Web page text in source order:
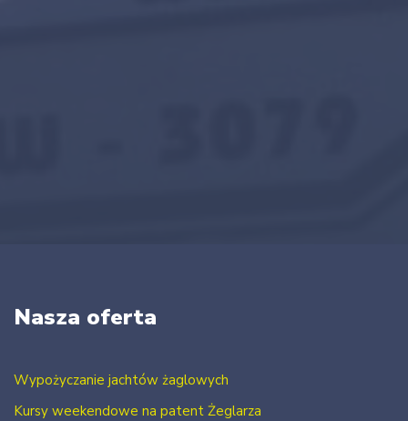
Nasza oferta
Wypożyczanie jachtów żaglowych
Kursy weekendowe na patent Żeglarza